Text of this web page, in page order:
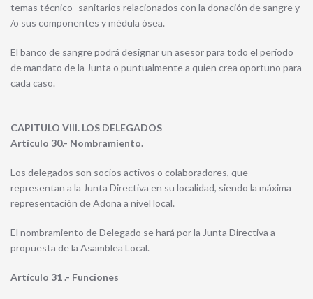
temas técnico- sanitarios relacionados con la donación de sangre y
/o sus componentes y médula ósea.
El banco de sangre podrá designar un asesor para todo el período
de mandato de la Junta o puntualmente a quien crea oportuno para
cada caso.
CAPITULO VIII. LOS DELEGADOS
Artículo 30.- Nombramiento.
Los delegados son socios activos o colaboradores, que
representan a la Junta Directiva en su localidad, siendo la máxima
representación de Adona a nivel local.
El nombramiento de Delegado se hará por la Junta Directiva a
propuesta de la Asamblea Local.
Artículo 31 .- Funciones